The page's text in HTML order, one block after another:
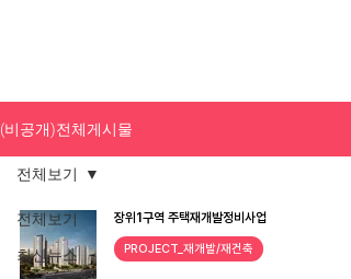
(비공개)전체게시물
전체보기
최신뉴스
전체보기
장위1구역 주택재개발정비사업
PROJECT_재개발/재건축